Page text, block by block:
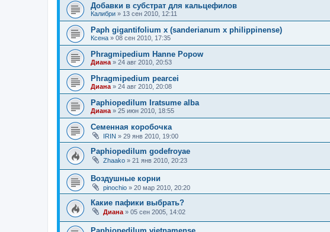
Добавки в субстрат для кальцефилов
Калибри » 13 сен 2010, 12:11
Paph gigantifolium x (sanderianum x philippinense)
Ксена » 08 сен 2010, 17:35
Phragmipedium Hanne Popow
Диана » 24 авг 2010, 20:53
Phragmipedium pearcei
Диана » 24 авг 2010, 20:08
Paphiopedilum Iratsume alba
Диана » 25 июн 2010, 18:55
Семенная коробочка
IRIN » 29 янв 2010, 19:00
Paphiopedilum godefroyae
Zhaako » 21 янв 2010, 20:23
Воздушные корни
pinochio » 20 мар 2010, 20:20
Какие пафики выбрать?
Диана» 05 сен 2005, 14:02